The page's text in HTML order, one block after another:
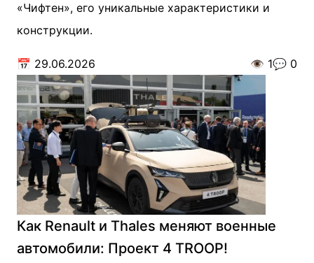
«Чифтен», его уникальные характеристики и
конструкции.
📅 29.06.2026 👁️ 1💬 0
Как Renault и Thales меняют военные
автомобили: Проект 4 TROOP!